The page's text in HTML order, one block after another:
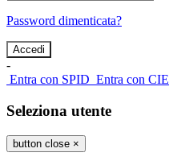
Password dimenticata?
-
Entra con SPID Entra con CIE
Seleziona utente
button close ×